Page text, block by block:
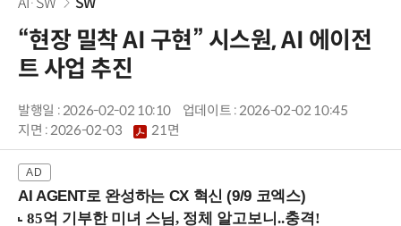
“현장 밀착 AI 구현” 시스원, AI 에이전
트 사업 추진
발행일 : 2026-02-02 10:10
업데이트 : 2026-02-02 10:45
지면 :2026-02-03 21면
AI AGENT로 완성하는 CX 혁신 (9/9 코엑스)